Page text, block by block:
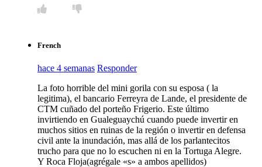
French
hace 4 semanas Responder
La foto horrible del mini gorila con su esposa ( la
legitima), el bancario Ferreyra de Lande, el presidente de
CTM cuñado del porteño Frigerio. Este último
invirtiendo en Gualeguaychú cuando puede invertir en
muchos sitios en ruinas de la región o invertir en defensa
civil ante la inundación, mas allá de los parlantecitos
trucho para que no lo escuchen ni en la Tortuga Alegre.
Y Roca Floja(agrégale «s» a ambos apellidos)